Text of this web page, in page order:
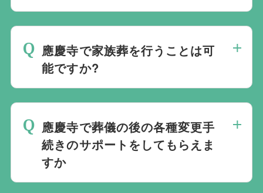
ご希望がありましたら遠慮なくお申し付け
ください。
れる人数によって選んだ式場が適している
か注意しておくと良いです。当社の相談員
は斎場を熟知しておりますので、ご不安な
点がありましたらお気軽にご相談くださ
い。
應慶寺で家族葬を行うことは可
能ですか?
要望にお応えしております。
應慶寺で葬儀の後の各種変更手
続きのサポートをしてもらえま
すか